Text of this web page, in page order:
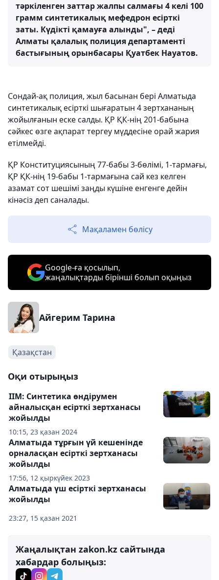
тәркіленген заттар жалпы салмағы 4 келі 100
грамм синтетикалық мефедрон есірткі
заты. Күдікті қамауға алынды", – деді
Алматы қалалық полиция департаменті
бастығының орынбасары Қуатбек Науатов.
Сондай-ақ полиция, жыл басынан бері Алматыда
синтетикалық есірткі шығаратын 4 зертхананың
жойылғанын еске салды. ҚР ҚК-нің 201-бабына
сәйкес өзге ақпарат тергеу мүддесіне орай жария
етілмейді.
ҚР Конституциясының 77-бабы 3-бөлімі, 1-тармағы,
ҚР ҚК-нің 19-бабы 1-тармағына сай кез келген
азамат сот шешімі заңды күшіне енгенге дейін
кінәсіз деп саналады.
Мақаламен бөлісу
Google-ға қосылып,
жаңалықтарды бірінші болып оқыңыз
Айгерим Тарина
Қазақстан
Оқи отырыңыз
10:15, 23 қазан 2024
ІІМ: Синтетика өндірумен
айналысқан есірткі зертханасы
жойылды
17:56, 12 қыркүйек 2023
Алматыда тұрғын үй кешенінде
орналасқан есірткі зертханасы
жойылды
23:27, 15 қазан 2021
Алматыда үш есірткі зертханасы
жойылды
Жаңалықтан zakon.kz сайтында
хабардар болыңыз: